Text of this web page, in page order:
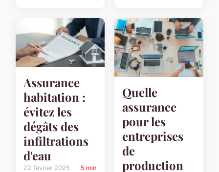
Assurance
habitation :
évitez les
dégâts des
infiltrations
d'eau
22 février 2025 5 min
Quelle
assurance
pour les
entreprises
de
production